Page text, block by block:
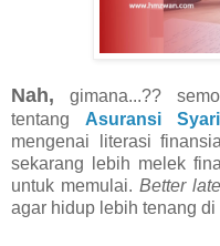
Nah, gimana...??
tentang Asuransi
mengenai literasi
sekarang lebih melek
untuk memulai.Better
agar hidup lebih tenang